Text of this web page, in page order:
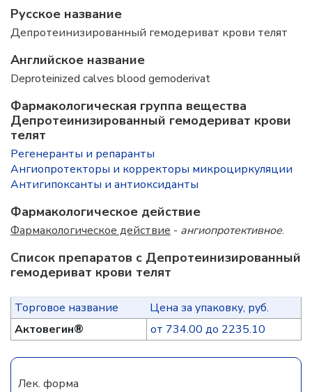
Русское название
Депротеинизированный гемодериват крови телят
Английское название
Deproteinized calves blood gemoderivat
Фармакологическая группа вещества
Депротеинизированный гемодериват крови
телят
Регенеранты и репаранты
Ангиопротекторы и корректоры микроциркуляции
Антигипоксанты и антиоксиданты
Фармакологическое действие
Фармакологическое действие - ангиопротективное.
Список препаратов с Депротеинизированный
гемодериват крови телят
Торговое название
Цена за упаковку, руб.
Актовегин®
от 734.00 до 2235.10
Лек. форма